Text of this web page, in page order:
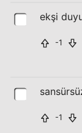
ekşi
-1
-1